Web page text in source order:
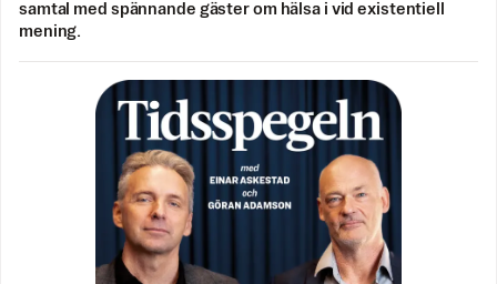
samtal med spännande gäster om hälsa i vid existentiell
mening.